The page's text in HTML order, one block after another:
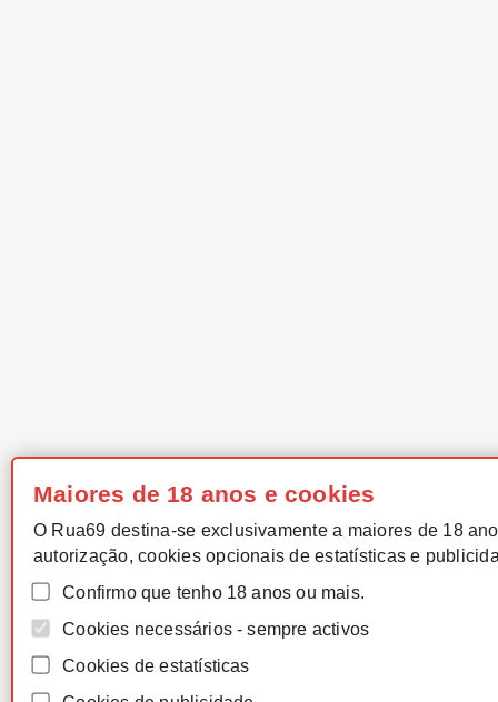
Maiores de 18 anos e cookies
O Rua69 destina-se exclusivamente a maiores de 18
autorização, cookies opcionais de estatísticas e
Confirmo que tenho 18 anos ou mais.
Cookies necessários - sempre activos
Cookies de estatísticas